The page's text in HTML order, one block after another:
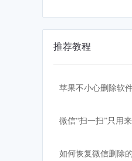
推荐教程